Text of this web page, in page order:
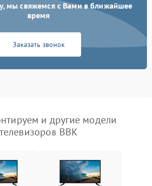
мы свяжемся с Вами в ближайшее
время
Заказать звонок
и другие модели
телевизоров BBK